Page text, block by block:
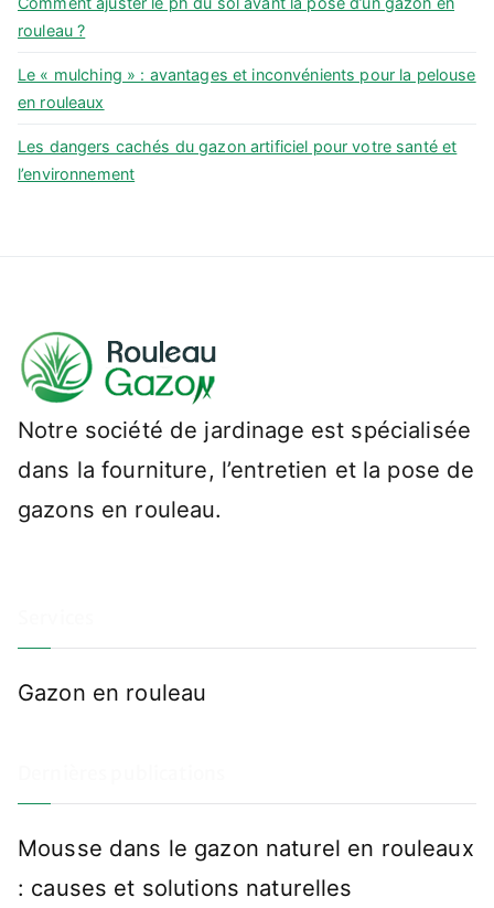
rouleau ?
Le « mulching » : avantages et inconvénients pour la pelouse
en rouleaux
Les dangers cachés du gazon artificiel pour votre santé et
l’environnement
Notre société de jardinage est spécialisée
dans la fourniture, l’entretien et la pose de
gazons en rouleau.
Gazon en rouleau
Mousse dans le gazon naturel en rouleaux
: causes et solutions naturelles